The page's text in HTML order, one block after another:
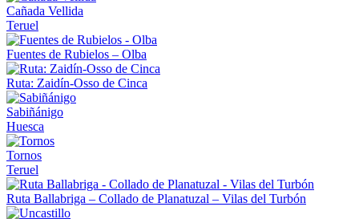
Cañada Vellida
Teruel
Fuentes de Rubielos – Olba
Ruta: Zaidín-Osso de Cinca
Sabiñánigo
Huesca
Tornos
Teruel
Ruta Ballabriga – Collado de Planatuzal – Vilas del Turbón